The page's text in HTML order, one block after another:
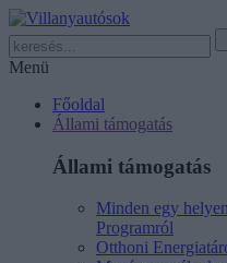
Menü
Főoldal
Állami támogatás
Állami támogatás
Minden egy
Programról
Otthoni